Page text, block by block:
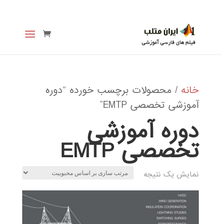
خانه / محصولات برچسب خورده “دوره
آموزشی تخصصی EMTP”
دوره آموزشی
تخصصی EMTP
نمایش یک نتیجه